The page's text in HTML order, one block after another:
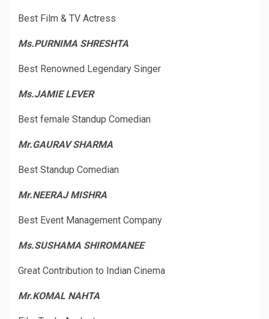
Best Film & TV Actress
Ms.PURNIMA SHRESHTA
Best Renowned Legendary Singer
Ms.JAMIE LEVER
Best female Standup Comedian
Mr.GAURAV SHARMA
Best Standup Comedian
Mr.NEERAJ MISHRA
Best Event Management Company
Ms.SUSHAMA SHIROMANEE
Great Contribution to Indian Cinema
Mr.KOMAL NAHTA